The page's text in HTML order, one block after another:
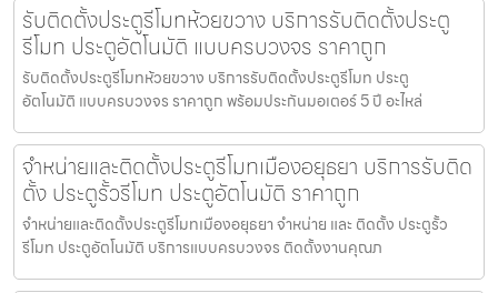
รับติดตั้งประตูรีโมทห้วยขวาง บริการรับติดตั้งประตู
รีโมท ประตูอัตโนมัติ แบบครบวงจร ราคาถูก
รับติดตั้งประตูรีโมทห้วยขวาง บริการรับติดตั้งประตูรีโมท ประตู
อัตโนมัติ แบบครบวงจร ราคาถูก พร้อมประกันมอเตอร์ 5 ปี อะไหล่
จำหน่ายและติดตั้งประตูรีโมทเมืองอยุธยา บริการรับติด
ตั้ง ประตูรั้วรีโมท ประตูอัตโนมัติ ราคาถูก
จำหน่ายและติดตั้งประตูรีโมทเมืองอยุธยา จำหน่าย และ ติดตั้ง ประตูรั้ว
รีโมท ประตูอัตโนมัติ บริการแบบครบวงจร ติดตั้งงานคุณภ